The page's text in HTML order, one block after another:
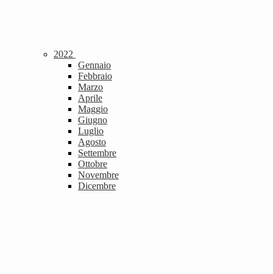
2022
Gennaio
Febbraio
Marzo
Aprile
Maggio
Giugno
Luglio
Agosto
Settembre
Ottobre
Novembre
Dicembre